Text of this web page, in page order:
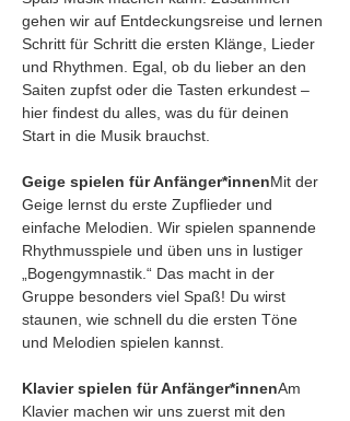
gehen wir auf Entdeckungsreise und lernen
Schritt für Schritt die ersten Klänge, Lieder
und Rhythmen. Egal, ob du lieber an den
Saiten zupfst oder die Tasten erkundest –
hier findest du alles, was du für deinen
Start in die Musik brauchst.
Geige spielen für Anfänger*innenMit der
Geige lernst du erste Zupflieder und
einfache Melodien. Wir spielen spannende
Rhythmusspiele und üben uns in lustiger
„Bogengymnastik.“ Das macht in der
Gruppe besonders viel Spaß! Du wirst
staunen, wie schnell du die ersten Töne
und Melodien spielen kannst.
Klavier spielen für Anfänger*innenAm
Klavier machen wir uns zuerst mit den